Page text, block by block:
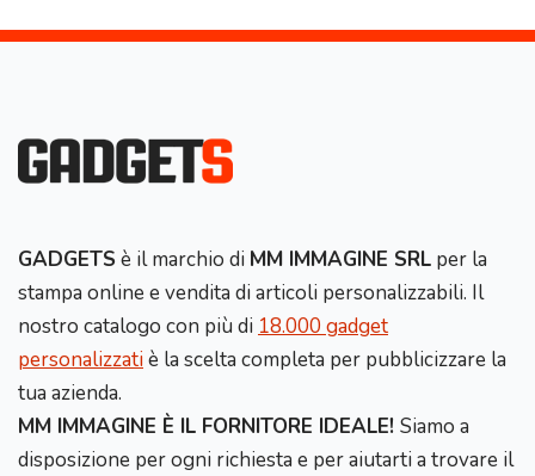
GADGETS è il marchio di MM IMMAGINE SRL per la
stampa online e vendita di articoli personalizzabili. Il
nostro catalogo con più di 18.000 gadget
personalizzatiè la scelta completa per pubblicizzare la
tua azienda.
MM IMMAGINE È IL FORNITORE IDEALE! Siamo a
disposizione per ogni richiesta e per aiutarti a trovare il